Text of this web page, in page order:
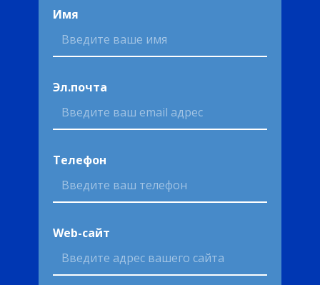
Имя
Эл.почта
Телефон
Web-сайт